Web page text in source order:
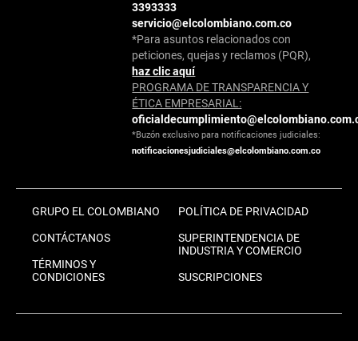
3393333
servicio@elcolombiano.com.co
*Para asuntos relacionados con
peticiones, quejas y reclamos (PQR),
haz clic aquí
PROGRAMA DE TRANSPARENCIA Y
ÉTICA EMPRESARIAL:
*Buzón exclusivo para notificaciones judiciales:
notificacionesjudiciales@elcolombiano.com.co
GRUPO EL COLOMBIANO
CONTÁCTANOS
TÉRMINOS Y
CONDICIONES
POLÍTICA DE PRIVACIDAD
SUPERINTENDENCIA DE
INDUSTRIA Y COMERCIO
SUSCRIPCIONES